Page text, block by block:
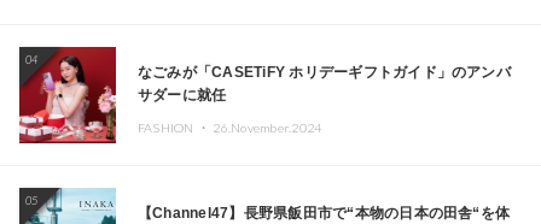
04
なごみが「CASETiFY ホリデーギフトガイド」のアンバ
サダーに就任
FASHION ・ 26.November.2024
05
【Channel47】長野県飯田市で“本物の日本の田舎“を体